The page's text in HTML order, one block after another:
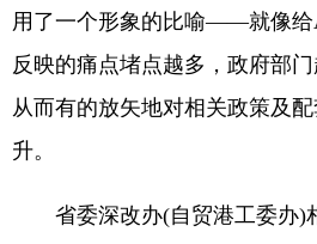
用了一个形象的比喻——就像给
反映的痛点堵点越多，政府部
从而有的放矢地对相关政策及
升。
省委深改办(自贸港工委办)